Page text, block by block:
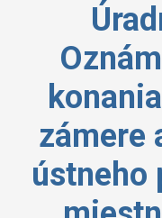
zámere
ústneho